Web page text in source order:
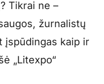
Tikrai ne –
žurnalistų
įspūdingas kaip ir
„Litexpo“